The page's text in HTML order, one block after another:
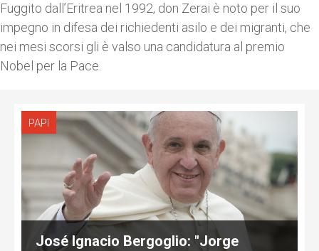
Fuggito dall’Eritrea nel 1992, don Zerai è noto per il suo
impegno in difesa dei richiedenti asilo e dei migranti, che
nei mesi scorsi gli è valso una candidatura al premio
Nobel per la Pace.
PAPI
José Ignacio Bergoglio: "Jorge